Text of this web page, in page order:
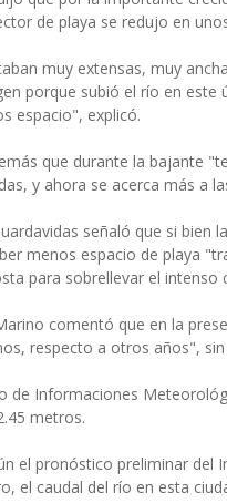
de playa se redujo en
muy extensas, muy
porque subió el río en
espacio", explicó.
que durante la bajante
y ahora se acerca más a
señaló que si
menos espacio de playa
para sobrellevar el intenso
comentó que en la
respecto a otros años",
de Informaciones
metros.
el pronóstico preliminar del
el caudal del río en esta